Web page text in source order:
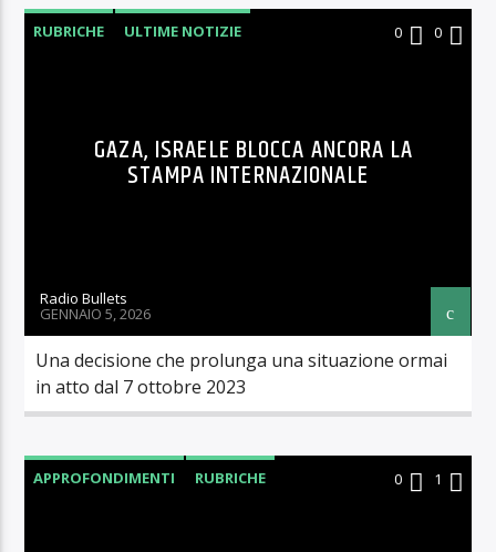
RUBRICHE ULTIME NOTIZIE 0 0
GAZA, ISRAELE BLOCCA ANCORA LA
STAMPA INTERNAZIONALE
Radio Bullets
GENNAIO 5, 2026
Una decisione che prolunga una situazione ormai
in atto dal 7 ottobre 2023
APPROFONDIMENTI RUBRICHE 0 1